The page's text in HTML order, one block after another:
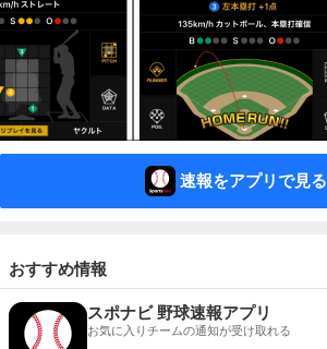
速報をアプリで見る
おすすめ情報
スポナビ 野球速報アプリ
お気に入りチームの通知が受け取れる